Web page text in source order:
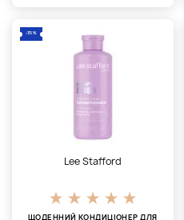
-35%
Lee Stafford
ЩОДЕННИЙ КОНДИЦІОНЕР ДЛЯ